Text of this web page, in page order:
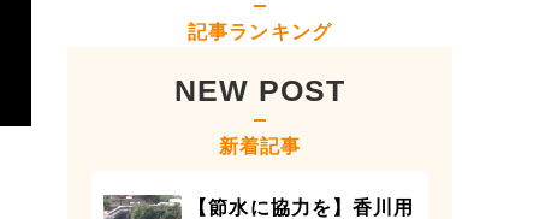
記事ランキング
NEW POST
新着記事
【節水に協力を】香川用